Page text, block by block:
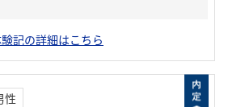
記の詳細はこちら
性